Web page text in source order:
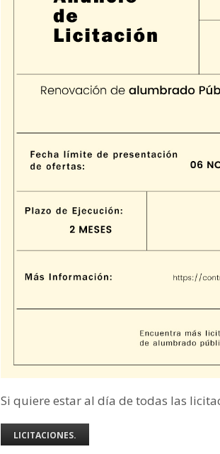
Si quiere estar al día de todas las
LICITACIONES.